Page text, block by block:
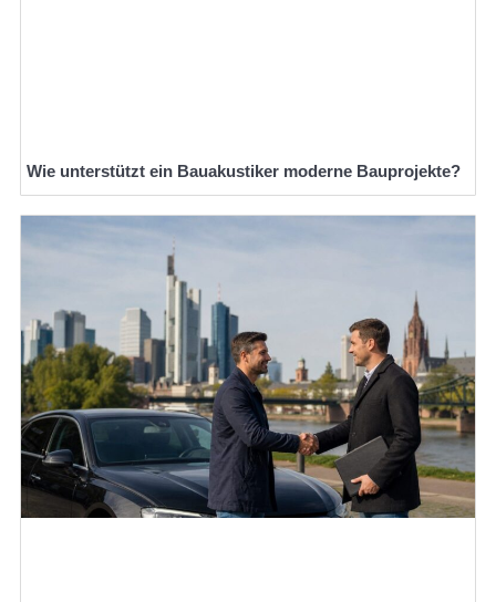
Wie unterstützt ein Bauakustiker moderne Bauprojekte?